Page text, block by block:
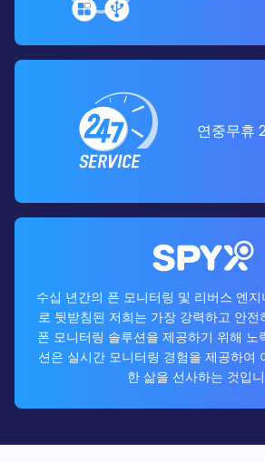
연중무휴
수십 년간의 폰 모니터링 및 리버스 엔
로 뒷받침된 저희는 가장 강력하고 안전
폰 모니터링 솔루션을 제공하기 위해 노
션은 실시간 모니터링 경험을 제공하여
한 삶을 선사하는 것입